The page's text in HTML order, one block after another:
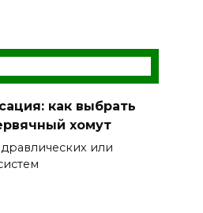
как выбрать
хомут
или